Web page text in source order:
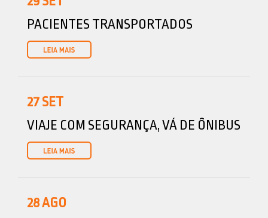
PACIENTES TRANSPORTADOS
27SET
VIAJE COM SEGURANÇA, VÁ DE ÔNIBUS
28AGO